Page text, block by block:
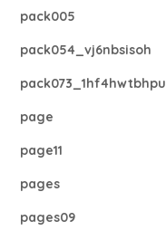
pack005
pack054_vj6nbsisoh
pack073_1hf4hwtbhpu
page
page11
pages
pages09